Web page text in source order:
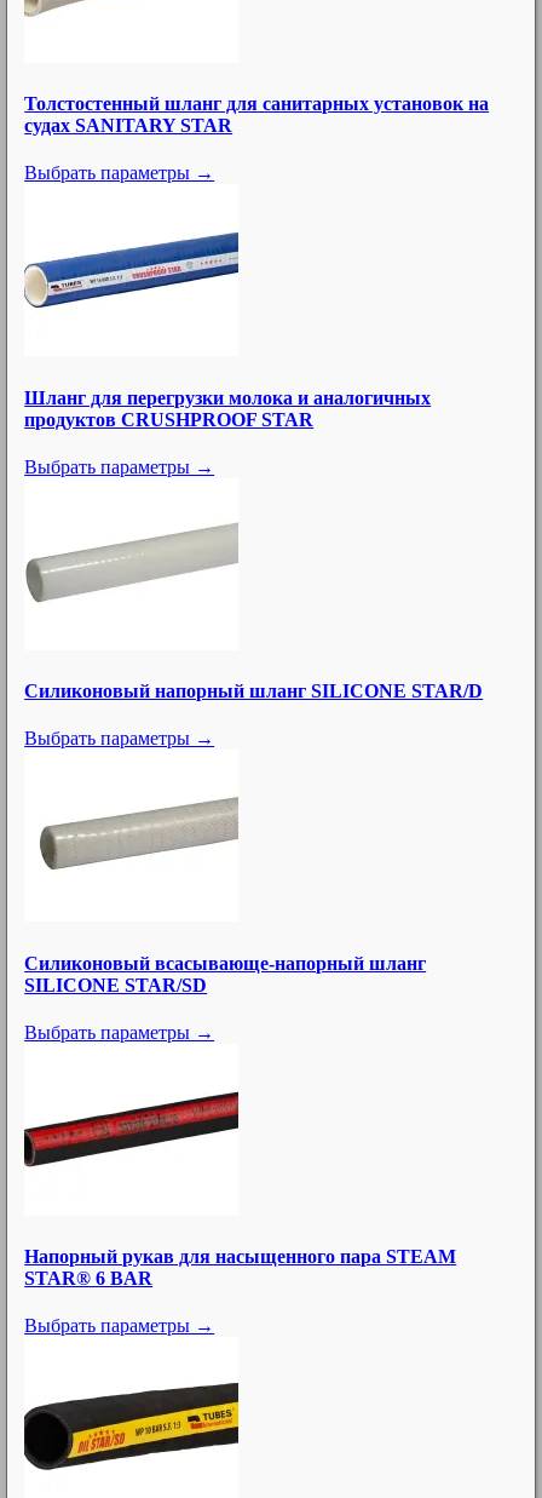
Толстостенный шланг для санитарных установок на
судах SANITARY STAR
Выбрать параметры →
Шланг для перегрузки молока и аналогичных
продуктов CRUSHPROOF STAR
Выбрать параметры →
Силиконовый напорный шланг SILICONE STAR/D
Выбрать параметры →
Силиконовый всасывающе-напорный шланг
SILICONE STAR/SD
Выбрать параметры →
Напорный рукав для насыщенного пара STEAM
STAR® 6 BAR
Выбрать параметры →